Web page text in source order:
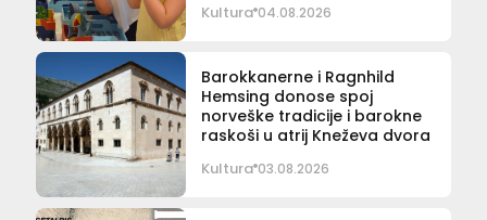
Kultura 04.08.2026
Barokkanerne i Ragnhild
Hemsing donose spoj
norveške tradicije i barokne
raskoši u atrij Kneževa dvora
Kultura 03.08.2026